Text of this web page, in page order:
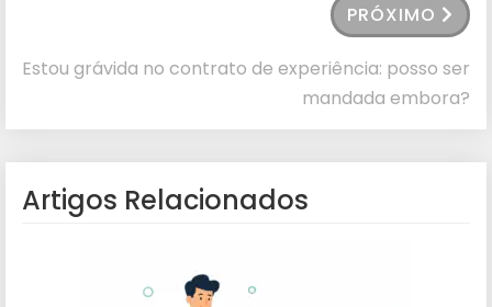
PRÓXIMO
Estou grávida no contrato de experiência: posso ser
mandada embora?
Artigos Relacionados